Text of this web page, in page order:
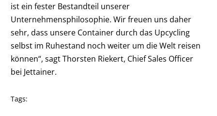
ist ein fester Bestandteil unserer
Unternehmensphilosophie. Wir freuen uns daher
sehr, dass unsere Container durch das Upcycling
selbst im Ruhestand noch weiter um die Welt reisen
können“, sagt Thorsten Riekert, Chief Sales Officer
bei Jettainer.
Tags: